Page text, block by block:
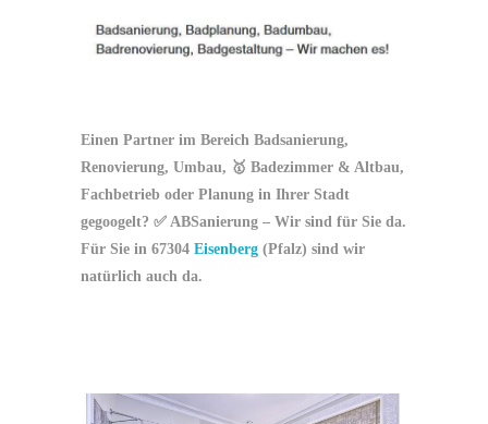
Einen Partner im Bereich Badsanierung,
Renovierung, Umbau, 🥇 Badezimmer & Altbau,
Fachbetrieb oder Planung in Ihrer Stadt
gegoogelt? ✅ ABSanierung – Wir sind für Sie da.
Für Sie in 67304 Eisenberg (Pfalz) sind wir
natürlich auch da.